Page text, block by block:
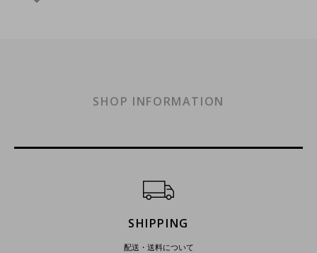
SHOP INFORMATION
SHIPPING
配送・送料について